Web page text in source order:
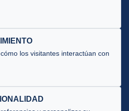
los visitantes interactúan con